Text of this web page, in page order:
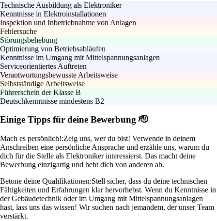
Technische Ausbildung als Elektroniker
Kenntnisse in Elektroinstallationen
Inspektion und Inbetriebnahme von Anlagen
Fehlersuche
Störungsbehebung
Optimierung von Betriebsabläufen
Kenntnisse im Umgang mit Mittelspannungsanlagen
Serviceorientiertes Auftreten
Verantwortungsbewusste Arbeitsweise
Selbstständige Arbeitsweise
Führerschein der Klasse B
Deutschkenntnisse mindestens B2
Einige Tipps für deine Bewerbung 🫡
Mach es persönlich!:Zeig uns, wer du bist! Verwende in deinem
Anschreiben eine persönliche Ansprache und erzähle uns, warum du
dich für die Stelle als Elektroniker interessierst. Das macht deine
Bewerbung einzigartig und hebt dich von anderen ab.
Betone deine Qualifikationen:Stell sicher, dass du deine technischen
Fähigkeiten und Erfahrungen klar hervorhebst. Wenn du Kenntnisse in
der Gebäudetechnik oder im Umgang mit Mittelspannungsanlagen
hast, lass uns das wissen! Wir suchen nach jemandem, der unser Team
verstärkt.